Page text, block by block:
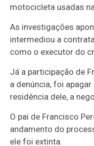
motocicleta usadas
As investigações
intermediou a
como o executor do
Já a participação de
a denúncia, foi
residência dele, a
O pai de Francisco
andamento do
ele foi extinta.